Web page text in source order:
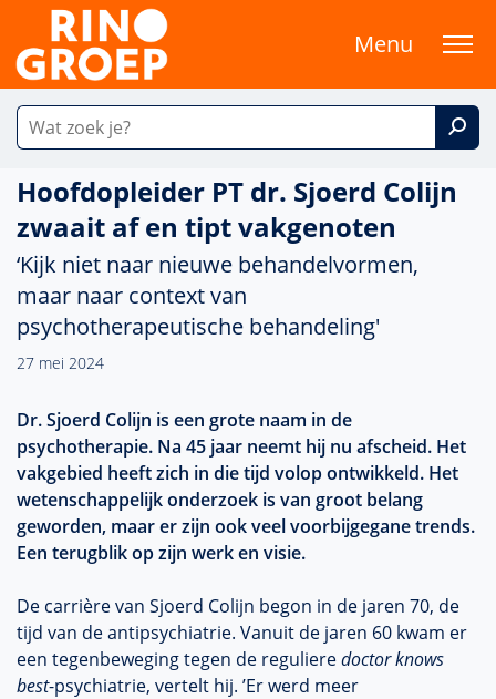
Menu
Hoofdopleider PT dr. Sjoerd Colijn
zwaait af en tipt vakgenoten
‘Kijk niet naar nieuwe behandelvormen,
maar naar context van
psychotherapeutische behandeling'
27 mei 2024
Dr. Sjoerd Colijn is een grote naam in de
psychotherapie. Na 45 jaar neemt hij nu afscheid. Het
vakgebied heeft zich in die tijd volop ontwikkeld. Het
wetenschappelijk onderzoek is van groot belang
geworden, maar er zijn ook veel voorbijgegane trends.
Een terugblik op zijn werk en visie.
De carrière van Sjoerd Colijn begon in de jaren 70, de
tijd van de antipsychiatrie. Vanuit de jaren 60 kwam er
een tegenbeweging tegen de regulieredoctor knows
best-psychiatrie, vertelt hij. ’Er werd meer